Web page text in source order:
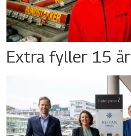
Extra fyller 15 år